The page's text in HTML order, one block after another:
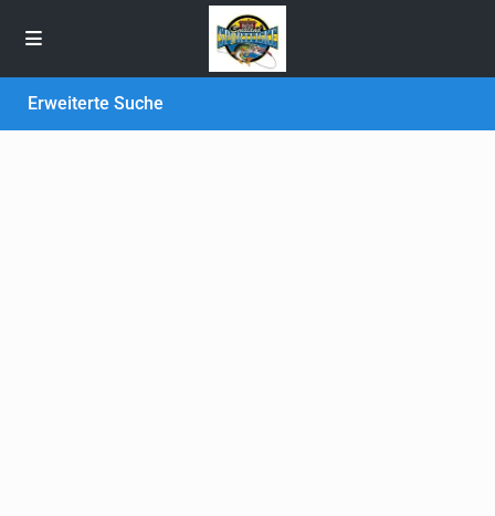
Erweiterte Suche